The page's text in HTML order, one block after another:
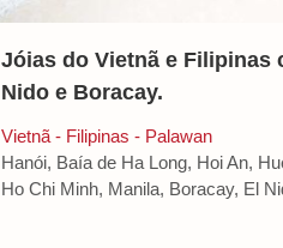
Jóias do Vietnã e Filipinas
Nido e Boracay.
Vietnã - Filipinas - Palawan
Hanói, Baía de Ha Long, Hoi An,
Ho Chi Minh, Manila, Boracay, El